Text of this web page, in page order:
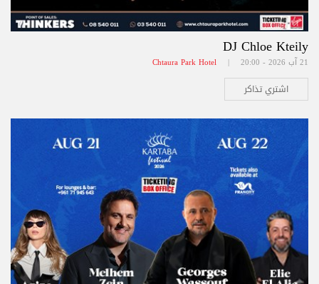
DJ Chloe Kteily
21 آب 2026 - 20:00 | Chtaura Park Hotel
اشتري تذاكر